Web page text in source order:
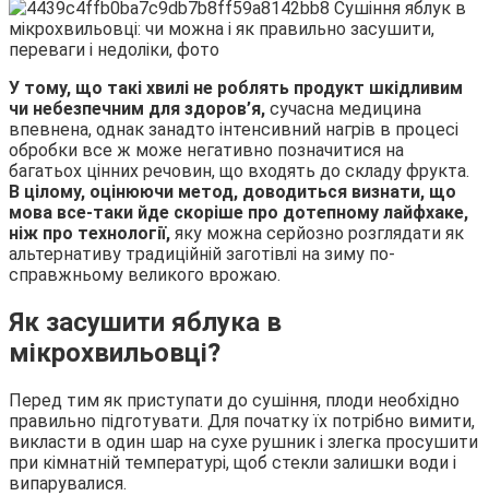
У тому, що такі хвилі не роблять продукт шкідливим
чи небезпечним для здоров’я, сучасна медицина
впевнена, однак занадто інтенсивний нагрів в процесі
обробки все ж може негативно позначитися на
багатьох цінних речовин, що входять до складу фрукта.
В цілому, оцінюючи метод, доводиться визнати, що
мова все-таки йде скоріше про дотепному лайфхаке,
ніж про технології, яку можна серйозно розглядати як
альтернативу традиційній заготівлі на зиму по-
справжньому великого врожаю.
Як засушити яблука в
мікрохвильовці?
Перед тим як приступати до сушіння, плоди необхідно
правильно підготувати. Для початку їх потрібно вимити,
викласти в один шар на сухе рушник і злегка просушити
при кімнатній температурі, щоб стекли залишки води і
випарувалися.